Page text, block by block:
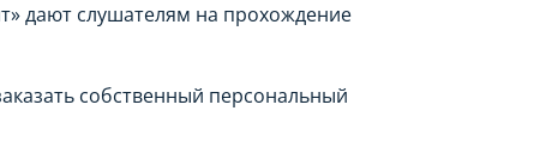
дают слушателям на прохождение
собственный персональный